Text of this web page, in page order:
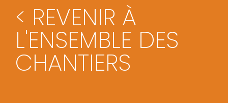
< REVENIR À
L'ENSEMBLE DES
CHANTIERS